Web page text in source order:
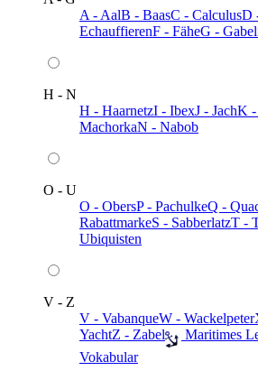
A - AalB - BaasC - CalculusD
EchauffierenF - FäheG -
H - N
H - HaarnetzI - IbexJ - JachK -
MachorkaN - Nabob
O - U
O - ObersP - PachulkeQ -
RabattmarkeS - SabberlatzT -
Ubiquisten
V - Z
V - VabanqueW - Wackelpeter
YachtZ - Zabel Maritimes
Vokabular